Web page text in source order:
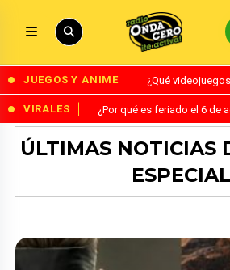
JUEGOS Y ANIME ¿Qué
VIRALES ¿Por qué es feriado el 6 de
ÚLTIMAS NOTICIAS
ESPECIAL